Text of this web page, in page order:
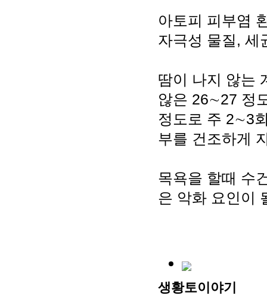
아토피 피부염
자극성 물질, 세
땀이 나지 않는
않은 26∼27 정
정도로 주 2∼3
부를 건조하게
목욕을 할때 수
은 악화 요인이
생황토이야기